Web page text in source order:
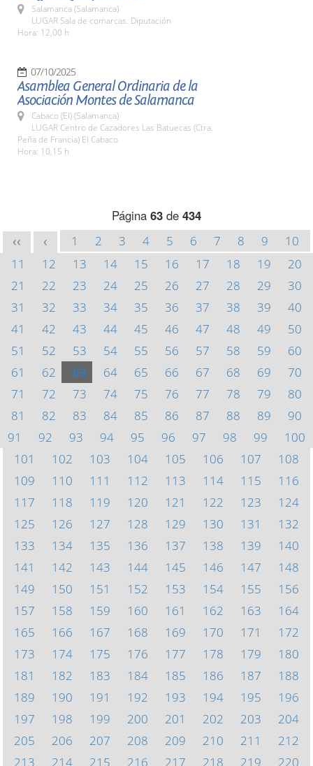
Salamanca (Salamanca)
LUGAR Sala de comarcas. Diputación
Hora: 12,00 h
07/10/2025
Asamblea General Ordinaria de la
Asociación Montes de Salamanca
Cabaco (El) (Salamanca)
LUGAR Centro de Cazadores Las Batuecas (Ctra.
Peña de Francia) El Cabaco
Hora: 10,15 h
Página 63 de 434
<< < 1 2 3 4 5 6 7 8 9
10
11
12 13 14 15 16 17 18 19
20
21
22 23 24 25 26 27 28 29
30
31
32 33 34 35 36 37 38 39
40
41
42 43 44 45 46 47 48 49
50
51
52 53 54 55 56 57 58 59
60
61
62 63 64 65 66 67 68 69
70
71
72 73 74 75 76 77 78 79
80
81
82 83 84 85 86 87 88 89
90
91
92 93 94 95 96 97 98 99
100
101
102 103 104 105 106 107
108
109
110 111 112 113 114 115
116
117
118 119 120 121 122 123
124
125
126 127 128 129 130 131
132
133
134 135 136 137 138 139
140
141
142 143 144 145 146 147
148
149
150 151 152 153 154 155
156
157
158 159 160 161 162 163
164
165
166 167 168 169 170 171
172
173
174 175 176 177 178 179
180
181
182 183 184 185 186 187
188
189
190 191 192 193 194 195
196
197
198 199 200 201 202 203
204
205
206 207 208 209 210 211
212
213
214 215 216 217 218 219 220